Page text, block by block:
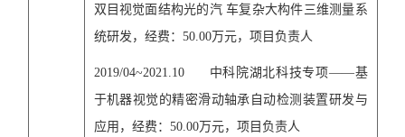
双目视觉面结构光的汽 车复杂大构件三维测量系
统研发 ，经费： 50.00万元，项目负责人
2019/04~2021.10 中科院湖北科技专项——基
于机器视觉的精密滑动轴承自动检测装置研发与
应用，经费： 50.00万元，项目负责人